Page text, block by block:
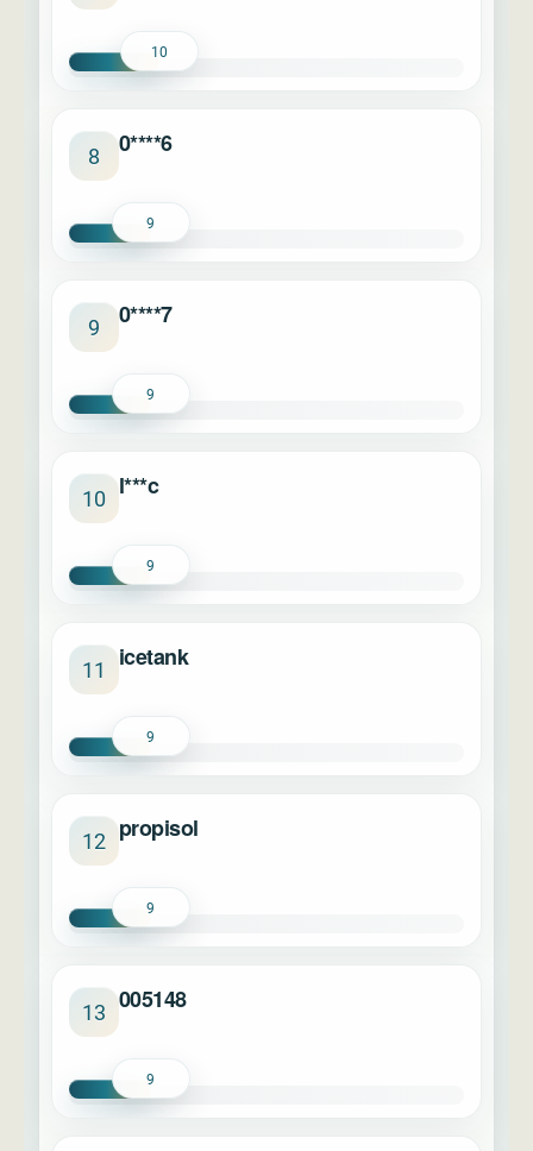
10
8 0****6
9
9 0****7
9
10 l***c
9
11 icetank
9
12 propisol
9
13 005148
9